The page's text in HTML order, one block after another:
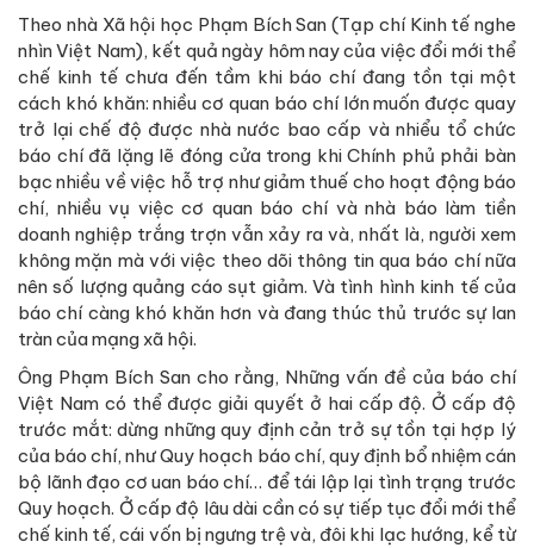
Theo nhà Xã hội học Phạm Bích San (Tạp chí Kinh tế nghe
nhìn Việt Nam), kết quả ngày hôm nay của việc đổi mới thể
chế kinh tế chưa đến tầm khi báo chí đang tồn tại một
cách khó khăn: nhiều cơ quan báo chí lớn muốn được quay
trở lại chế độ được nhà nước bao cấp và nhiểu tổ chức
báo chí đã lặng lẽ đóng cửa trong khi Chính phủ phải bàn
bạc nhiều về việc hỗ trợ như giảm thuế cho hoạt động báo
chí, nhiều vụ việc cơ quan báo chí và nhà báo làm tiền
doanh nghiệp trắng trợn vẫn xảy ra và, nhất là, người xem
không mặn mà với việc theo dõi thông tin qua báo chí nữa
nên số lượng quảng cáo sụt giảm. Và tình hình kinh tế của
báo chí càng khó khăn hơn và đang thúc thủ trước sự lan
tràn của mạng xã hội.
Ông Phạm Bích San cho rằng, Những vấn đề của báo chí
Việt Nam có thể được giải quyết ở hai cấp độ. Ở cấp độ
trước mắt: dừng những quy định cản trở sự tồn tại hợp lý
của báo chí, như Quy hoạch báo chí, quy định bổ nhiệm cán
bộ lãnh đạo cơ uan báo chí… để tái lập lại tình trạng trước
Quy hoạch. Ở cấp độ lâu dài cần có sự tiếp tục đổi mới thể
chế kinh tế, cái vốn bị ngưng trệ và, đôi khi lạc hướng, kể từ